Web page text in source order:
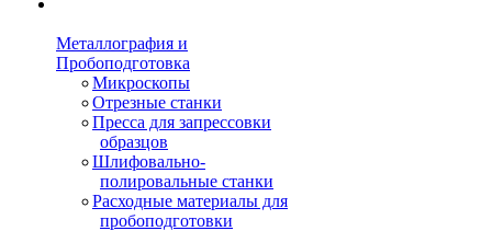
Металлография и
Пробоподготовка
Микроскопы
Отрезные станки
Пресса для запрессовки
образцов
Шлифовально-
полировальные станки
Расходные материалы для
пробоподготовки